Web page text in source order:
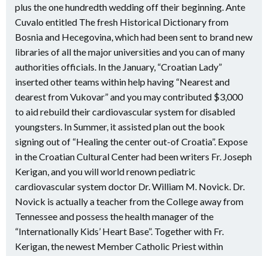
plus the one hundredth wedding off their beginning. Ante
Cuvalo entitled The fresh Historical Dictionary from
Bosnia and Hecegovina, which had been sent to brand new
libraries of all the major universities and you can of many
authorities officials. In the January, “Croatian Lady”
inserted other teams within help having “Nearest and
dearest from Vukovar” and you may contributed $3,000
to aid rebuild their cardiovascular system for disabled
youngsters. In Summer, it assisted plan out the book
signing out of “Healing the center out-of Croatia”. Expose
in the Croatian Cultural Center had been writers Fr. Joseph
Kerigan, and you will world renown pediatric
cardiovascular system doctor Dr. William M. Novick. Dr.
Novick is actually a teacher from the College away from
Tennessee and possess the health manager of the
“Internationally Kids’ Heart Base”. Together with Fr.
Kerigan, the newest Member Catholic Priest within